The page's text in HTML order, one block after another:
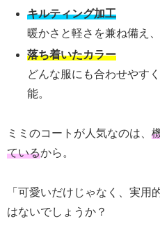
キルティング加工
暖かさと軽さを兼ね備え
落ち着いたカラー
どんな服にも合わせやす
能。
ミミのコートが人気なのは、
ているから。
「可愛いだけじゃなく、実用
はないでしょうか？